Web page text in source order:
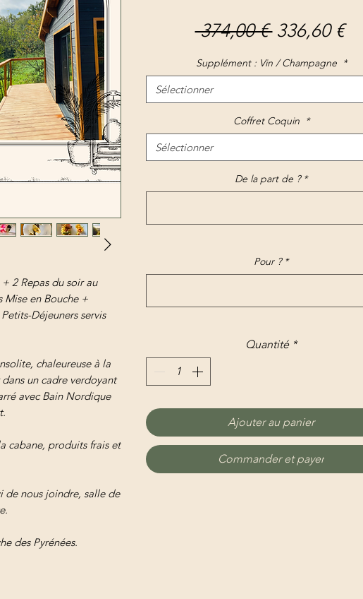
2 Repas du soir au
Mise en Bouche +
Déjeuners servis
chaleureuse à la
un cadre verdoyant
avec Bain Nordique
cabane, produits frais et
de nous joindre, salle de
des Pyrénées.
374,00 € Prix
336,60 €Prix
Supplément : Vin / Champagne *
Sélectionner
Coffret Coquin *
Sélectionner
De la part de ? *
Pour ? *
Quantité *
Ajouter au panier
Commander et payer